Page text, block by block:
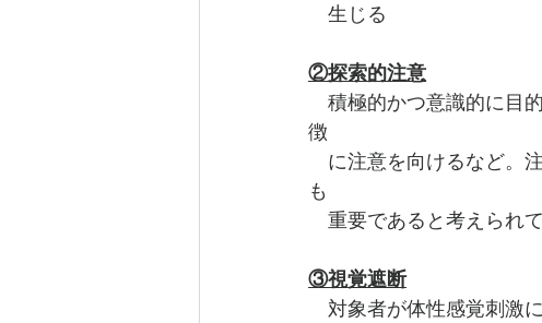
生じる
②探索的注意
積極的かつ意識的に目
徴
に注意を向けるなど。
も
重要であると考えられて
③視覚遮断
対象者が体性感覚刺激